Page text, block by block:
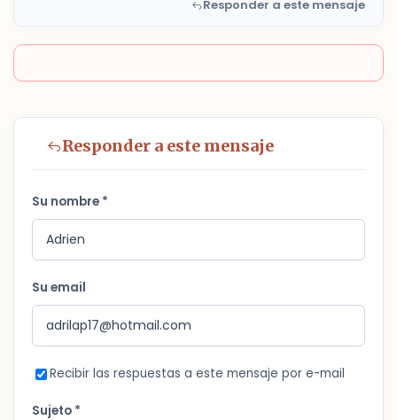
Responder a este mensaje
Responder a este mensaje
Su nombre *
Su email
Recibir las respuestas a este mensaje por e-mail
Sujeto *